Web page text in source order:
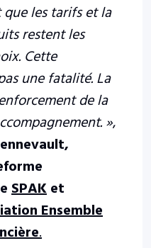
les tarifs et la
restent les
Cette
une fatalité. La
de la
»,
SPAKet
Ensemble
.